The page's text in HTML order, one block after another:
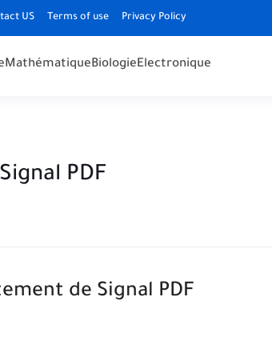
US Terms of use Privacy Policy
MathématiqueBiologieElectronique
PDF
de Signal PDF